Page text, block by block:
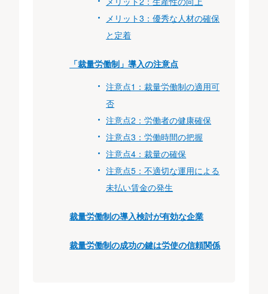
メリット3：優秀な人材の確保
と定着
「裁量労働制」導入の注意点
注意点1：裁量労働制の適用可
否
注意点2：労働者の健康確保
注意点3：労働時間の把握
注意点4：裁量の確保
注意点5：不適切な運用による
未払い賃金の発生
裁量労働制の導入検討が有効な企業
裁量労働制の成功の鍵は労使の信頼関係